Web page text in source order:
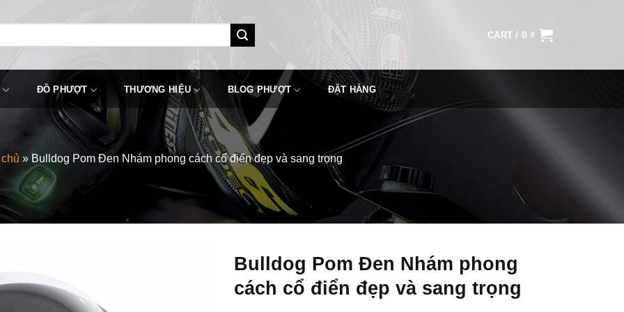
CART / 0 ₫
ĐỒ PHƯỢT THƯƠNG HIỆU BLOG PHƯỢT ĐẶT HÀNG
»Bulldog Pom Đen Nhám phong cách cổ điển đẹp và sang trọng
Bulldog Pom Đen Nhám phong
cách cổ điển đẹp và sang trọng